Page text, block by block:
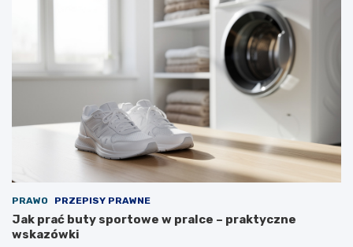
PRAWO PRZEPISY PRAWNE
Jak prać buty sportowe w pralce – praktyczne
wskazówki